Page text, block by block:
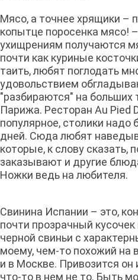
Мясо, а точнее хрящики –
копытце поросенка мясо!
ухищрениям получаются
почти как куриные
таить, любят поглодать
удовольствием
"разбираются" на
Парижа. Ресторан Au Pied
популярное, столики надо
дней. Сюда любят
которые, к слову сказать,
заказывают и другие
Ножки ведь на любителя.
Свинина Испании – это,
почти прозрачный
черной свиньи с
моему, чем-то похожий на
и в Москве. Привозится он
что-то в нем не то. Быть